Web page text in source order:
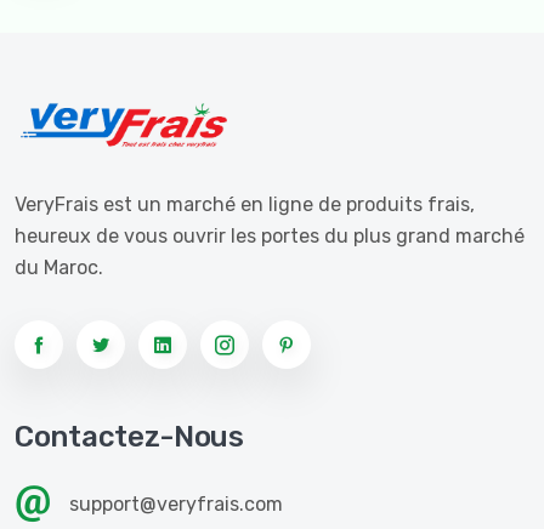
VeryFrais est un marché en ligne de produits frais,
heureux de vous ouvrir les portes du plus grand marché
du Maroc.
Contactez-Nous
support@veryfrais.com